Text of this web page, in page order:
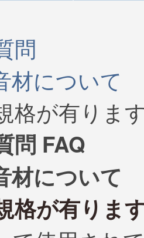
問
材について
格が有りま
問 FAQ
材について
格が有りま